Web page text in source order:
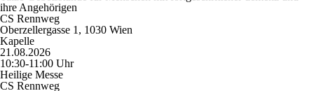
ihre Angehörigen
CS Rennweg
Oberzellergasse 1, 1030 Wien
Kapelle
21.08.2026
10:30-11:00 Uhr
Heilige Messe
CS Rennweg